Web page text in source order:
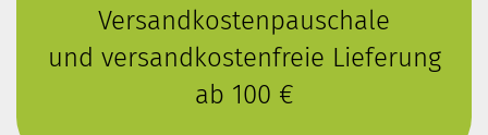
Versandkostenpauschale
und versandkostenfreie Lieferung
ab 100 €